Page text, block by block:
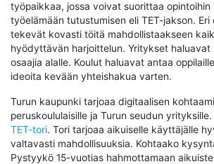
työpaikkaa, jossa voivat suorittaa opintoihin
työelämään tutustumisen eli TET-jakson. Eri
tekevät kovasti töitä mahdollistaakseen
hyödyttävän harjoittelun. Yritykset
osaajia alalle. Koulut haluavat antaa
ideoita kevään yhteishakua varten.
Turun kaupunki tarjoaa digitaalisen
peruskoululaisille ja Turun seudun
TET-tori. Tori tarjoaa aikuiselle käyttäjälle
valtavasti mahdollisuuksia. Kohtaako
Pystyykö 15-vuotias hahmottamaan